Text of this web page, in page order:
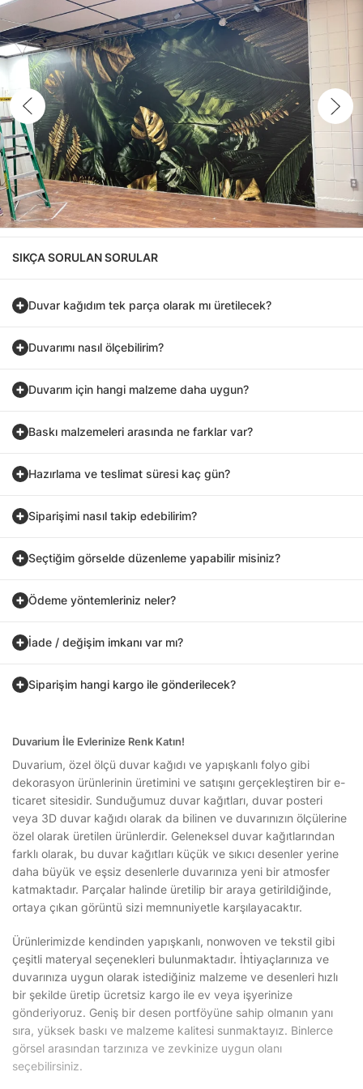
SIKÇA SORULAN SORULAR
Duvar kağıdım tek parça olarak mı üretilecek?
Duvarımı nasıl ölçebilirim?
Duvarım için hangi malzeme daha uygun?
Baskı malzemeleri arasında ne farklar var?
Hazırlama ve teslimat süresi kaç gün?
Siparişimi nasıl takip edebilirim?
Seçtiğim görselde düzenleme yapabilir misiniz?
Ödeme yöntemleriniz neler?
İade / değişim imkanı var mı?
Siparişim hangi kargo ile gönderilecek?
Duvarium İle Evlerinize Renk Katın!
Duvarium, özel ölçü duvar kağıdı ve yapışkanlı folyo gibi
dekorasyon ürünlerinin üretimini ve satışını gerçekleştiren bir e-
ticaret sitesidir. Sunduğumuz duvar kağıtları, duvar posteri
veya 3D duvar kağıdı olarak da bilinen ve duvarınızın ölçülerine
özel olarak üretilen ürünlerdir. Geleneksel duvar kağıtlarından
farklı olarak, bu duvar kağıtları küçük ve sıkıcı desenler yerine
daha büyük ve eşsiz desenlerle duvarınıza yeni bir atmosfer
katmaktadır. Parçalar halinde üretilip bir araya getirildiğinde,
ortaya çıkan görüntü sizi memnuniyetle karşılayacaktır.
Ürünlerimizde kendinden yapışkanlı, nonwoven ve tekstil gibi
çeşitli materyal seçenekleri bulunmaktadır. İhtiyaçlarınıza ve
duvarınıza uygun olarak istediğiniz malzeme ve desenleri hızlı
bir şekilde üretip ücretsiz kargo ile ev veya işyerinize
gönderiyoruz. Geniş bir desen portföyüne sahip olmanın yanı
sıra, yüksek baskı ve malzeme kalitesi sunmaktayız. Binlerce
görsel arasından tarzınıza ve zevkinize uygun olanı
seçebilirsiniz.